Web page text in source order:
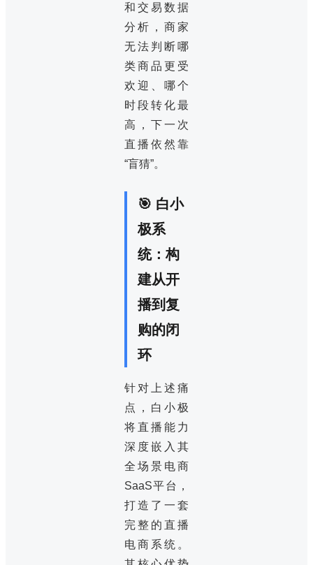
和交易数据
分析，商家
无法判断哪
类商品更受
欢迎、哪个
时段转化最
高，下一次
直播依然靠
“盲猜”。
🎯 白小
极系
统：构
建从开
播到复
购的闭
环
针对上述痛
点，白小极
将直播能力
深度嵌入其
全场景电商
SaaS平台，
打造了一套
完整的直播
电商系统。